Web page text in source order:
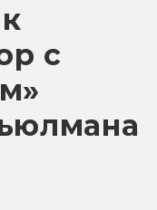
с